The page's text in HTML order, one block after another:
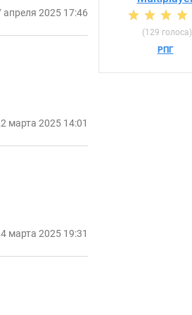
апреля 2025 17:46
марта 2025 14:01
4 марта 2025 19:31
(129 голоса)
РПГ